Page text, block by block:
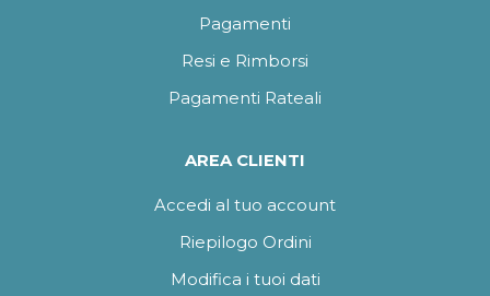
Pagamenti
Resi e Rimborsi
Pagamenti Rateali
AREA CLIENTI
Accedi al tuo account
Riepilogo Ordini
Modifica i tuoi dati